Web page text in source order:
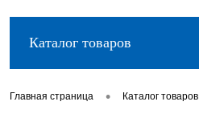
Каталог товаров
Главная страница • Каталог товаров